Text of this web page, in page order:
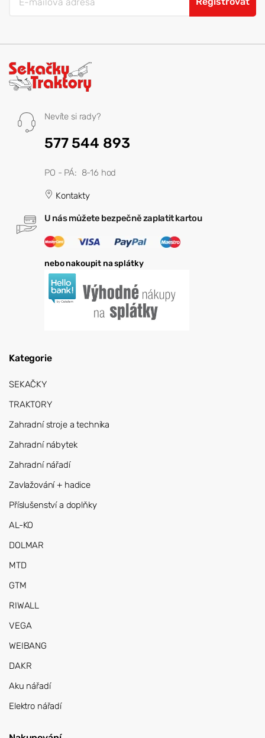
Nevíte si rady?
577 544 893
PO - PÁ: 8-16 hod
Kontakty
U nás můžete bezpečně zaplatit kartou
nebo nakoupit na splátky
Kategorie
SEKAČKY
TRAKTORY
Zahradní stroje a technika
Zahradní nábytek
Zahradní nářadí
Zavlažování + hadice
Příslušenství a doplňky
AL-KO
DOLMAR
MTD
GTM
RIWALL
VEGA
WEIBANG
DAKR
Aku nářadí
Elektro nářadí